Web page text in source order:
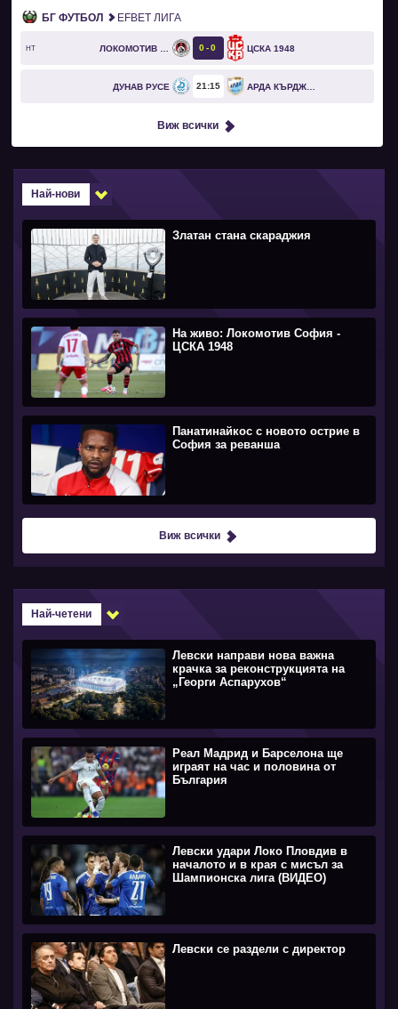
БГ ФУТБОЛ EFBET ЛИГА
HT 0 0 ЦСКА 1948
ДУНАВ РУСЕ 21 15 АРДА КЪРДЖАЛИ
Виж всички
Най-нови
Златан стана скараджия
На живо: Локомотив София -
ЦСКА 1948
Панатинайкос с новото острие в
София за реванша
Виж всички
Най-четени
Левски направи нова важна
крачка за реконструкцията на
„Георги Аспарухов“
Реал Мадрид и Барселона ще
играят на час и половина от
България
Левски удари Локо Пловдив в
началото и в края с мисъл за
Шампионска лига (ВИДЕО)
Левски се раздели с директор